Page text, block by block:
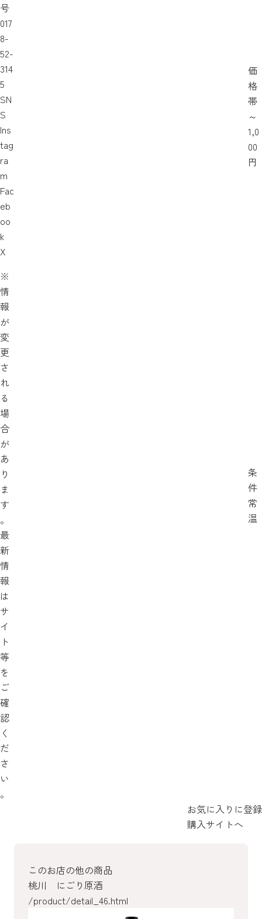
号
017
8-
52-
314
5
SN
S
Ins
tag
ra
m
Fac
eb
oo
k
X
※
情
報
が
変
更
さ
れ
る
場
合
が
あ
り
ま
す
。
最
新
情
報
は
サ
イ
ト
等
を
ご
確
認
く
だ
さ
い
。
価
格
帯
～
1,0
00
円
条
件
常
温
お気に入りに登録
購入サイトへ
このお店の他の商品
桃川 にごり原酒
/product/detail_46.html
/product/detail_44.html
/product/detail_42.html
/product/detail_41.html
/product/detail_40.html
/product/detail_39.html
/product/detail_30.html